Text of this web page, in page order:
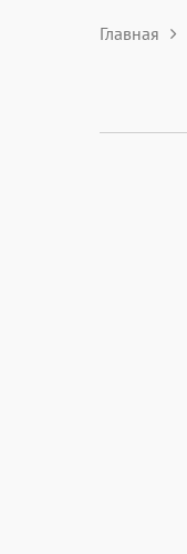
Главная